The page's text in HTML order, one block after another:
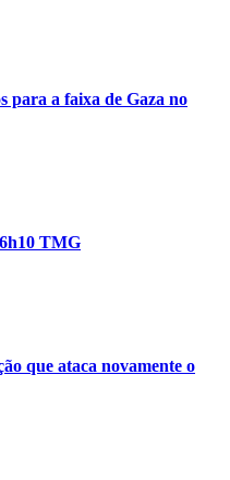
para a faixa de Gaza no
TMG
que ataca novamente o